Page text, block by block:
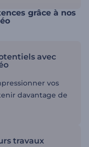
grâce à nos
avec
vos
davantage de
travaux